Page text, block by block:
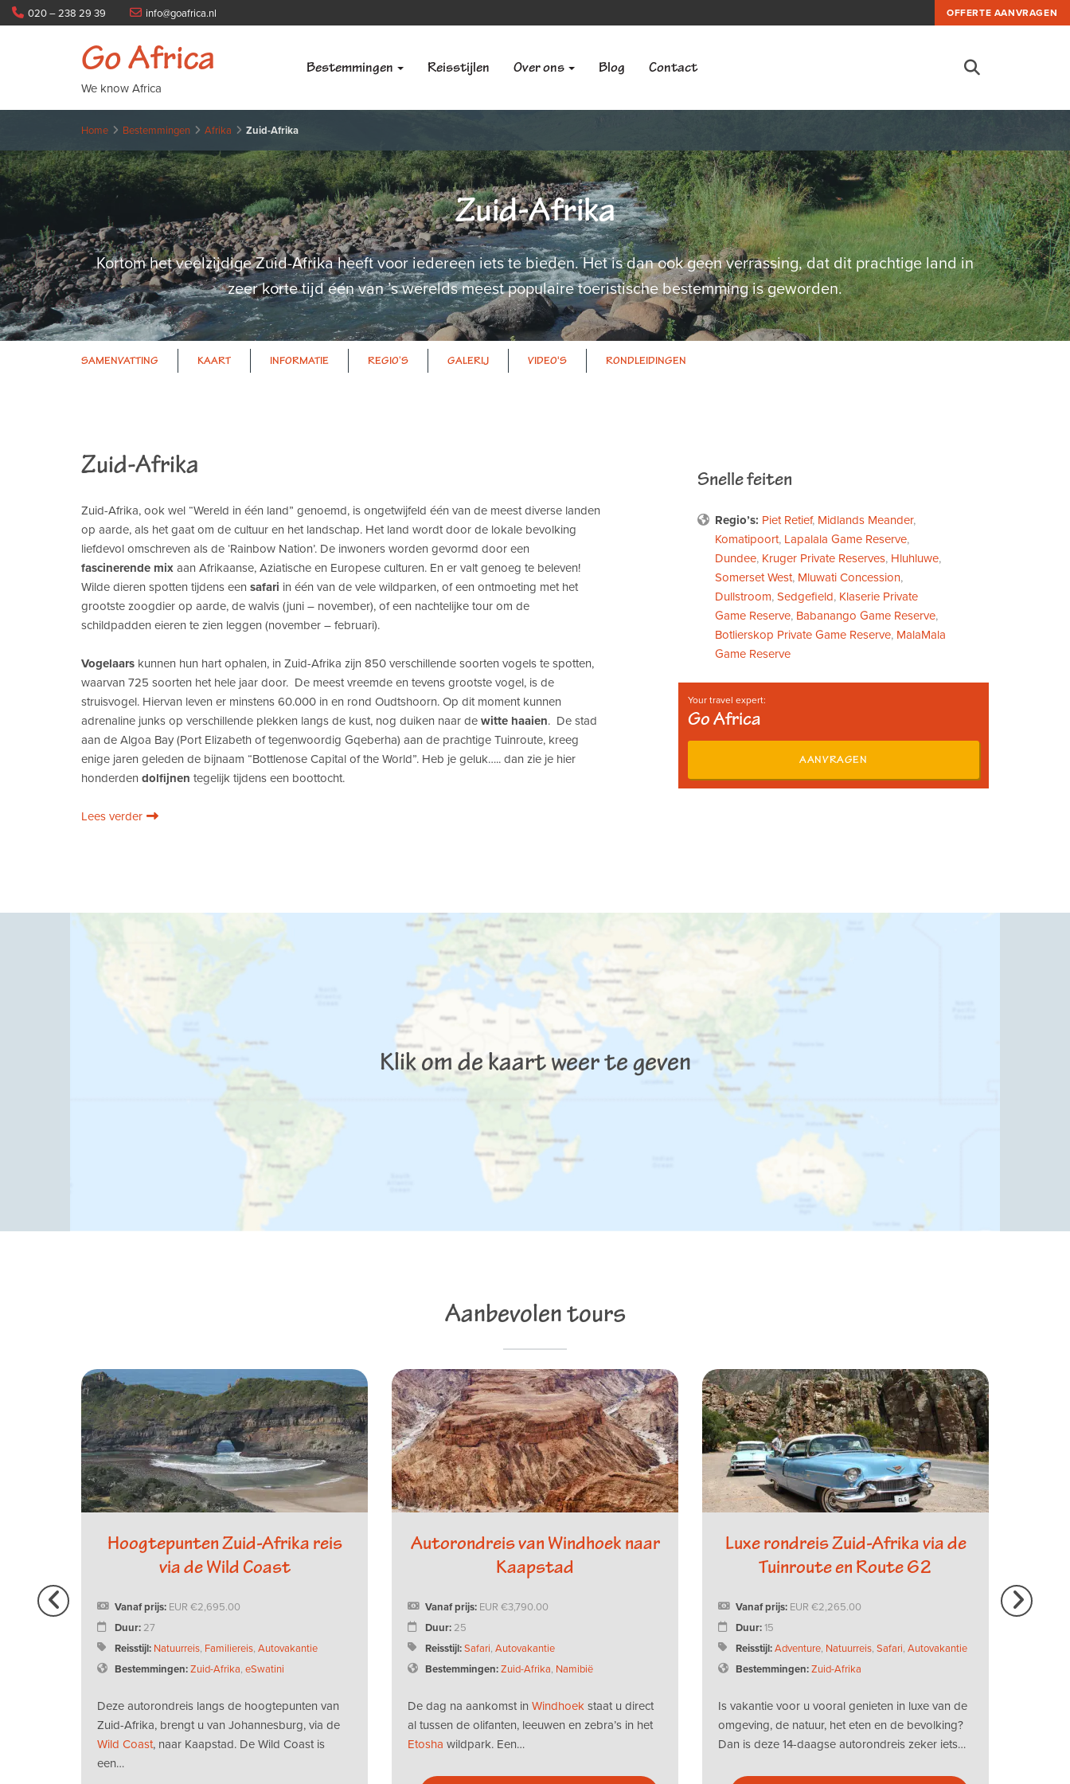
OFFERTE AANVRAGEN
020 – 238 29 39 info@goafrica.nl
Go Africa
We know Africa
Bestemmingen Reisstijlen Over ons Blog Contact
Home Bestemmingen Afrika Zuid-Afrika
Zuid-Afrika
Kortom het veelzijdige Zuid-Afrika heeft voor iedereen iets te bieden. Het is dan ook geen verrassing, dat dit prachtige land in
zeer korte tijd één van ’s werelds meest populaire toeristische bestemming is geworden.
SAMENVATTING KAART INFORMATIE REGIO’S GALERIJ VIDEO'S RONDLEIDINGEN
Zuid-Afrika
Zuid-Afrika, ook wel “Wereld in één land” genoemd, is ongetwijfeld één van de meest diverse landen
op aarde, als het gaat om de cultuur en het landschap. Het land wordt door de lokale bevolking
liefdevol omschreven als de ‘Rainbow Nation’. De inwoners worden gevormd door een
fascinerende mixaan Afrikaanse, Aziatische en Europese culturen. En er valt genoeg te beleven!
Wilde dieren spotten tijdens een safari in één van de vele wildparken, of een ontmoeting met het
grootste zoogdier op aarde, de walvis (juni – november), of een nachtelijke tour om de
schildpadden eieren te zien leggen (november – februari).
Vogelaars kunnen hun hart ophalen, in Zuid-Afrika zijn 850 verschillende soorten vogels te spotten,
waarvan 725 soorten het hele jaar door. De meest vreemde en tevens grootste vogel, is de
struisvogel. Hiervan leven er minstens 60.000 in en rond Oudtshoorn. Op dit moment kunnen
adrenaline junks op verschillende plekken langs de kust, nog duiken naar dewitte haaien. De stad
aan de Algoa Bay (Port Elizabeth of tegenwoordig Gqeberha) aan de prachtige Tuinroute, kreeg
enige jaren geleden de bijnaam “Bottlenose Capital of the World”. Heb je geluk….. dan zie je hier
honderden dolfijnen tegelijk tijdens een boottocht.
Lees verder
Snelle feiten
Regio’s: Piet Retief, Midlands Meander,
Komatipoort, Lapalala Game Reserve,
Dundee, Kruger Private Reserves, Hluhluwe,
Somerset West, Mluwati Concession,
Dullstroom,Sedgefield, Klaserie Private
Game Reserve, Babanango Game Reserve,
Botlierskop Private Game Reserve, MalaMala
Game Reserve
Your travel expert:
Go Africa
AANVRAGEN
Klik om de kaart weer te geven
Aanbevolen tours
Hoogtepunten Zuid-Afrika reis
via de Wild Coast
Vanaf prijs: EUR 2,695.00
Duur:27
Reisstijl: Natuurreis, Familiereis, Autovakantie
Bestemmingen:Zuid-Afrika, eSwatini
Deze autorondreis langs de hoogtepunten van
Zuid-Afrika, brengt u van Johannesburg, via de
Wild Coast, naar Kaapstad. De Wild Coast is
een…
Autorondreis van Windhoek naar
Kaapstad
Vanaf prijs: EUR 3,790.00
Duur:25
Reisstijl:Safari, Autovakantie
Bestemmingen:Zuid-Afrika, Namibië
De dag na aankomst in Windhoekstaat u direct
al tussen de olifanten, leeuwen en zebra’s in het
Etosha wildpark. Een…
Luxe rondreis Zuid-Afrika via de
Tuinroute en Route 62
Vanaf prijs: EUR 2,265.00
Duur:15
Reisstijl:Adventure, Natuurreis, Safari, Autovakantie
Bestemmingen:Zuid-Afrika
Is vakantie voor u vooral genieten in luxe van de
omgeving, de natuur, het eten en de bevolking?
Dan is deze 14-daagse autorondreis zeker iets…